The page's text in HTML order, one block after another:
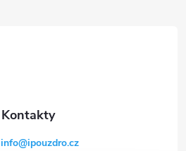
info@ipouzdro.cz